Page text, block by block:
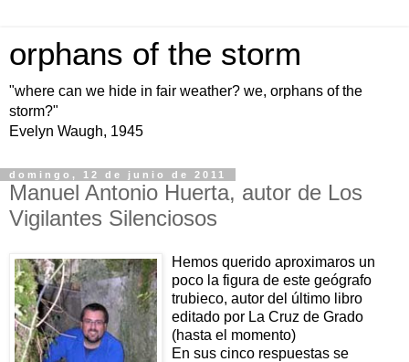
orphans of the storm
"where can we hide in fair weather? we, orphans of the
storm?"
Evelyn Waugh, 1945
domingo, 12 de junio de 2011
Manuel Antonio Huerta, autor de Los
Vigilantes Silenciosos
Hemos querido aproximaros un
poco la figura de este geógrafo
trubieco, autor del último libro
editado por La Cruz de Grado
(hasta el momento)
En sus cinco respuestas se